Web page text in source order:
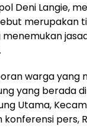
Deni Langie,
merupakan
warga yang
yang berada
Utama,
konferensi pers,